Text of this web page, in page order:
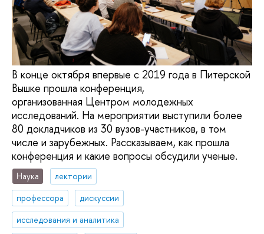
В конце октября впервые с 2019 года в Питерской
Вышке прошла конференция,
организованная Центром молодежных
исследований. На мероприятии выступили более
80 докладчиков из 30 вузов-участников, в том
числе и зарубежных. Рассказываем, как прошла
конференция и какие вопросы обсудили ученые.
Наука
лектории
профессора
дискуссии
исследования и аналитика